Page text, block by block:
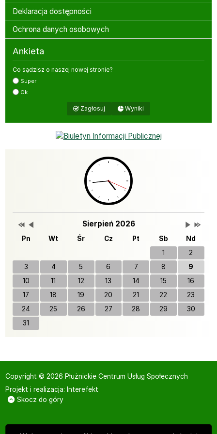
Deklaracja dostępności
Ochrona danych osobowych
Ankieta
Co sądzisz o naszej nowej stronie?
Super
Ok
Zagłosuj Wyniki
Bannery boczne
Wydarzenia Lista wydarzeń w miesiącu
Sierpień 2026Brak wydarzeń w tym
Przestaw datę na Sierpień 2025
Przestaw datę na Lipiec 2026
Pn Wt Śr Cz Pt Sb
Nd
1
2
3
4 5 6 7 8
9
10
11 12 13 14 15
16
17
18 19 20 21 22
23
24
25 26 27 28 29
30
31
Copyright © 2026 Płużnickie Centrum Usług Społecznych
Projekt i realizacja: Interefekt
Skocz do góry